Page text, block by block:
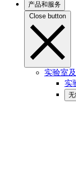
产品和服务
Close button
实验室
实